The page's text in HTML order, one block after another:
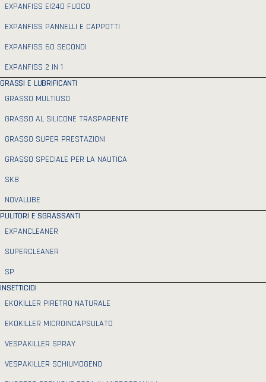
EXPANFISS EI240 FUOCO
EXPANFISS PANNELLI E CAPPOTTI
EXPANFISS 60 SECONDI
EXPANFISS 2 IN 1
GRASSI E LUBRIFICANTI
GRASSO MULTIUSO
GRASSO AL SILICONE TRASPARENTE
GRASSO SUPER PRESTAZIONI
GRASSO SPECIALE PER LA NAUTICA
SK8
NOVALUBE
PULITORI E SGRASSANTI
EXPANCLEANER
SUPERCLEANER
SP
INSETTICIDI
EKOKILLER PIRETRO NATURALE
EKOKILLER MICROINCAPSULATO
VESPAKILLER SPRAY
VESPAKILLER SCHIUMOGENO